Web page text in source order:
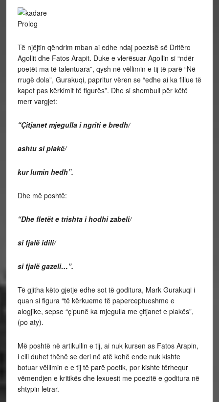
Prolog
Të njëjtin qëndrim mban ai edhe ndaj poezisë së Dritëro
Agollit dhe Fatos Arapit. Duke e vlerësuar Agollin si “ndër
poetët ma të talentuara”, qysh në vëllimin e tij të parë “Në
rrugë dola”, Gurakuqi, papritur vëren se “edhe ai ka fillue të
kapet pas kërkimit të figurës”. Dhe si shembull për këtë
merr vargjet:
“Çitjanet mjegulla i ngriti e bredh/
ashtu si plakë/
kur lumin hedh”.
Dhe më poshtë:
“Dhe fletët e trishta i hodhi zabeli/
si fjalë idili/
si fjalë gazeli…”.
Të gjitha këto gjetje edhe sot të goditura, Mark Gurakuqi i
quan si figura “të kërkueme të paperceptueshme e
alogjike, sepse “ç’punë ka mjegulla me çitjanet e plakës”,
(po aty).
Më poshtë në artikullin e tij, ai nuk kursen as Fatos Arapin,
i cili duhet thënë se deri në atë kohë ende nuk kishte
botuar vëllimin e e tij të parë poetik, por kishte tërhequr
vëmendjen e kritikës dhe lexuesit me poezitë e goditura në
shtypin letrar.